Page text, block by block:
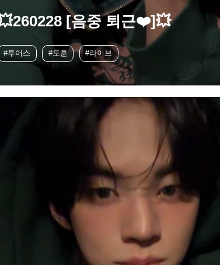
[음중 퇴근❤️]💥
#투어스 #도훈 #라이브